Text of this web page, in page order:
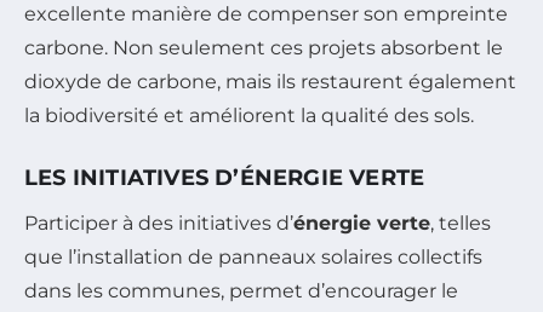
excellente manière de compenser son empreinte
carbone. Non seulement ces projets absorbent le
dioxyde de carbone, mais ils restaurent également
la biodiversité et améliorent la qualité des sols.
LES INITIATIVES D’ÉNERGIE VERTE
Participer à des initiatives d’énergie verte, telles
que l’installation de panneaux solaires collectifs
dans les communes, permet d’encourager le